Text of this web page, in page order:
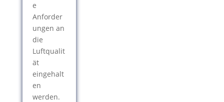
e
Anforder
ungen an
die
Luftqualit
ät
eingehalt
en
werden.